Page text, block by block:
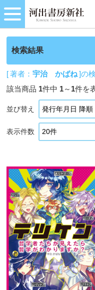
検索結果
[ 著者：宇治 かばね]の
該当商品 1件中 1～ 1件を
並び替え
表示件数